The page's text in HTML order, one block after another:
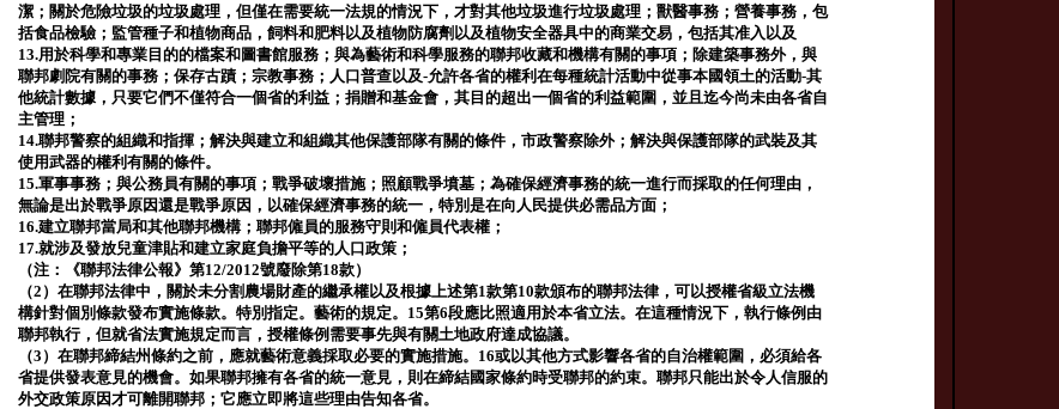
潔；關於危險垃圾的垃圾處理，但僅在需要統一法規的情況下，才對其他垃圾進行垃圾處理；獸醫事務；營養事務，包
括食品檢驗；監管種子和植物商品，飼料和肥料以及植物防腐劑以及植物安全器具中的商業交易，包括其准入以及
13.用於科學和專業目的的檔案和圖書館服務；與為藝術和科學服務的聯邦收藏和機構有關的事項；除建築事務外，與
聯邦劇院有關的事務；保存古蹟；宗教事務；人口普查以及-允許各省的權利在每種統計活動中從事本國領土的活動-其
他統計數據，只要它們不僅符合一個省的利益；捐贈和基金會，其目的超出一個省的利益範圍，並且迄今尚未由各省自
主管理；
14.聯邦警察的組織和指揮；解決與建立和組織其他保護部隊有關的條件，市政警察除外；解決與保護部隊的武裝及其
使用武器的權利有關的條件。
15.軍事事務；與公務員有關的事項；戰爭破壞措施；照顧戰爭墳墓；為確保經濟事務的統一進行而採取的任何理由，
無論是出於戰爭原因還是戰爭原因，以確保經濟事務的統一，特別是在向人民提供必需品方面；
16.建立聯邦當局和其他聯邦機構；聯邦僱員的服務守則和僱員代表權；
17.就涉及發放兒童津貼和建立家庭負擔平等的人口政策；
（注：《聯邦法律公報》第12/2012號廢除第18款）
（2）在聯邦法律中，關於未分割農場財產的繼承權以及根據上述第1款第10款頒布的聯邦法律，可以授權省級立法機
構針對個別條款發布實施條款。特別指定。藝術的規定。15第6段應比照適用於本省立法。在這種情況下，執行條例由
聯邦執行，但就省法實施規定而言，授權條例需要事先與有關土地政府達成協議。
（3）在聯邦締結州條約之前，應就藝術意義採取必要的實施措施。16或以其他方式影響各省的自治權範圍，必須給各
省提供發表意見的機會。如果聯邦擁有各省的統一意見，則在締結國家條約時受聯邦的約束。聯邦只能出於令人信服的
外交政策原因才可離開聯邦；它應立即將這些理由告知各省。